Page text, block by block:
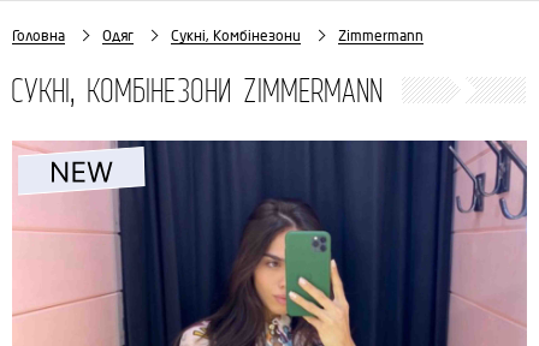
Головна Одяг Сукні, Комбінезони Zimmermann
СУКНІ, КОМБІНЕЗОНИ ZIMMERMANN